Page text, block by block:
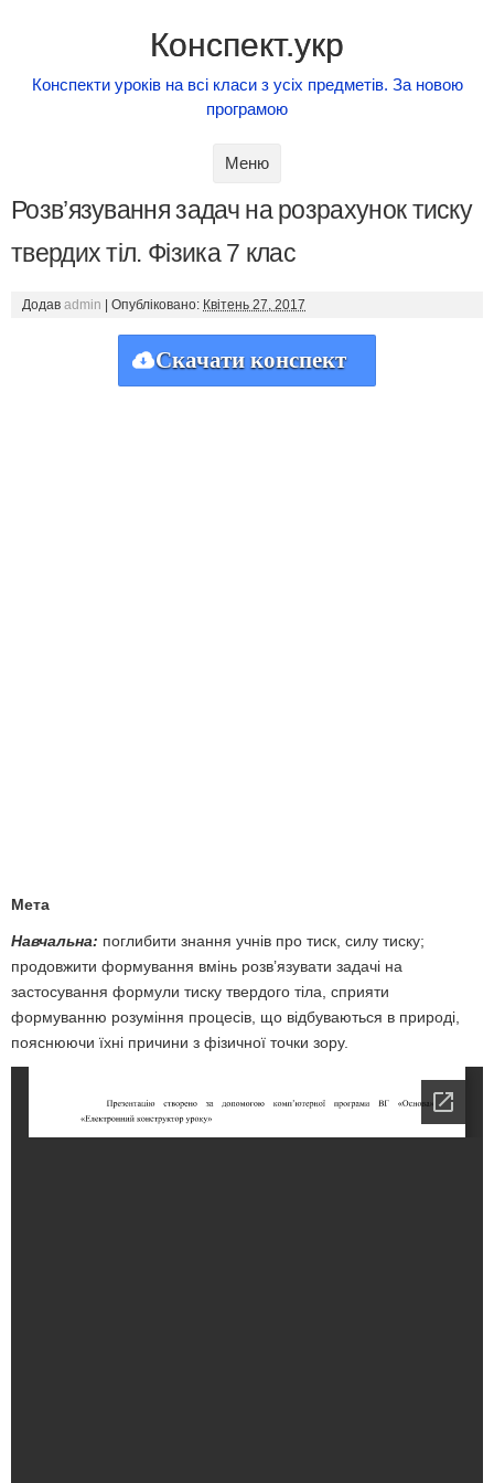
Конспект.укр
Конспекти уроків на всі класи з усіх предметів. За новою
програмою
Меню
Розв’язування задач на розрахунок тиску
твердих тіл. Фізика 7 клас
Додав admin Опубліковано: Квітень 27, 2017
Скачати конспект
Мета
Навчальна: поглибити знання учнів про тиск, силу тиску;
продовжити формування вмінь розв’язувати задачі на
застосування формули тиску твердого тіла, сприяти
формуванню розуміння процесів, що відбуваються в природі,
пояснюючи їхні причини з фізичної точки зору.